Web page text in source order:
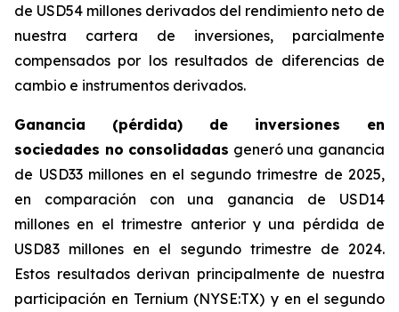
de USD54 millones derivados del rendimiento neto de
nuestra cartera de inversiones, parcialmente
compensados por los resultados de diferencias de
cambio e instrumentos derivados.
Ganancia (pérdida) de inversiones en
sociedades no consolidadas generó una ganancia
de USD33 millones en el segundo trimestre de 2025,
en comparación con una ganancia de USD14
millones en el trimestre anterior y una pérdida de
USD83 millones en el segundo trimestre de 2024.
Estos resultados derivan principalmente de nuestra
participación en Ternium (NYSE:TX) y en el segundo